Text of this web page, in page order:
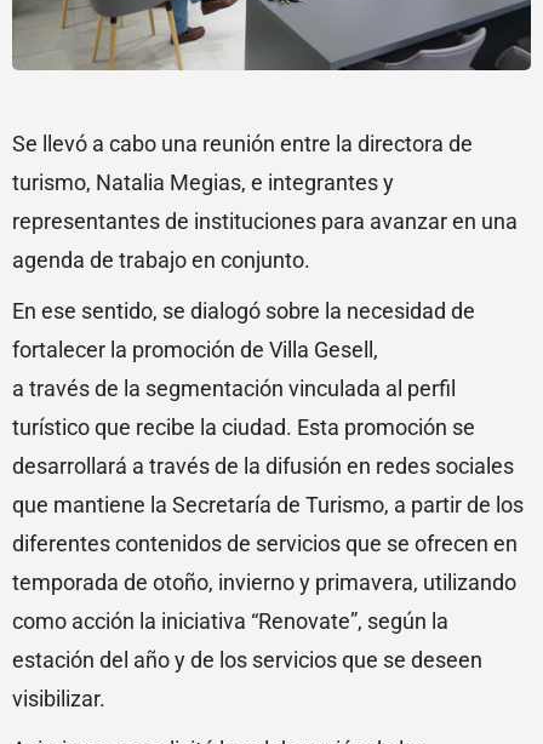
Se llevó a cabo una reunión entre la directora de
turismo, Natalia Megias, e integrantes y
representantes de instituciones para avanzar en una
agenda de trabajo en conjunto.
En ese sentido, se dialogó sobre la necesidad de
fortalecer la promoción de Villa Gesell,
a través de la segmentación vinculada al perfil
turístico que recibe la ciudad. Esta promoción se
desarrollará a través de la difusión en redes sociales
que mantiene la Secretaría de Turismo, a partir de los
diferentes contenidos de servicios que se ofrecen en
temporada de otoño, invierno y primavera, utilizando
como acción la iniciativa “Renovate”, según la
estación del año y de los servicios que se deseen
visibilizar.